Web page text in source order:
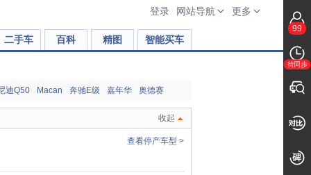
登录 网站导航 更多
二手车 百科 精图 智能买车
迪Q50 Macan 奔驰E级 嘉年华 奥德赛
收起
查看停产车型 >
99
待同步